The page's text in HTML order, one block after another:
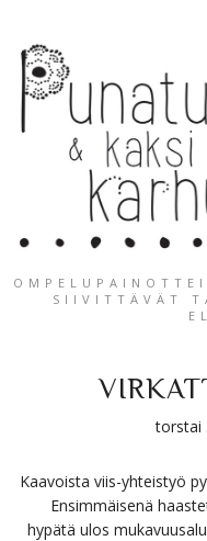
SIIVITTÄVÄT
torstai
Kaavoista viis-yhteistyö
Ensimmäisenä
hypätä ulos